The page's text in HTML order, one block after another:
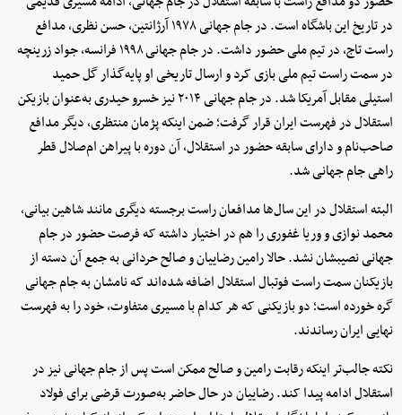
در تاریخ این باشگاه است. در جام جهانی ۱۹۷۸ آرژانتین، حسن نظری، مدافع
راست تاج، در تیم ملی حضور داشت. در جام جهانی ۱۹۹۸ فرانسه، جواد زرینچه
در سمت راست تیم ملی بازی کرد و ارسال تاریخی او پایه‌گذار گل حمید
استیلی مقابل آمریکا شد. در جام جهانی ۲۰۱۴ نیز خسرو حیدری به‌عنوان بازیکن
استقلال در فهرست ایران قرار گرفت؛ ضمن اینکه پژمان منتظری، دیگر مدافع
صاحب‌نام و دارای سابقه حضور در استقلال، آن دوره با پیراهن ام‌صلال قطر
راهی جام جهانی شد.
البته استقلال در این سال‌ها مدافعان راست برجسته دیگری مانند شاهین بیانی،
محمد نوازی و وریا غفوری را هم در اختیار داشته که فرصت حضور در جام
جهانی نصیبشان نشد. حالا رامین رضاییان و صالح حردانی به جمع آن دسته از
بازیکنان سمت راست فوتبال استقلال اضافه شده‌اند که نامشان به جام جهانی
گره خورده است؛ دو بازیکنی که هر کدام با مسیری متفاوت، خود را به فهرست
نهایی ایران رساندند.
نکته جالب‌تر اینکه رقابت رامین و صالح ممکن است پس از جام جهانی نیز در
استقلال ادامه پیدا کند. رضاییان در حال حاضر به‌صورت قرضی برای فولاد